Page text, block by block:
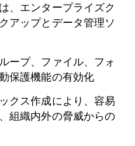
、エンタープライズク
アップとデータ管理ソ
ープ、ファイル、フォ
保護機能の有効化
クス作成により、容易
組織内外の脅威からの